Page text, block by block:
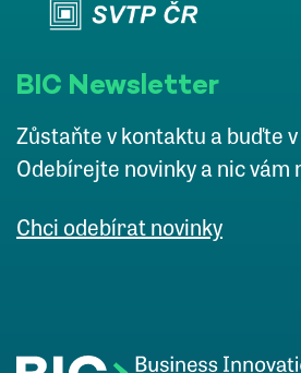
BIC Newsletter
Zůstaňte v kontaktu a buďte
Odebírejte novinky a nic vám
Chci odebírat novinky